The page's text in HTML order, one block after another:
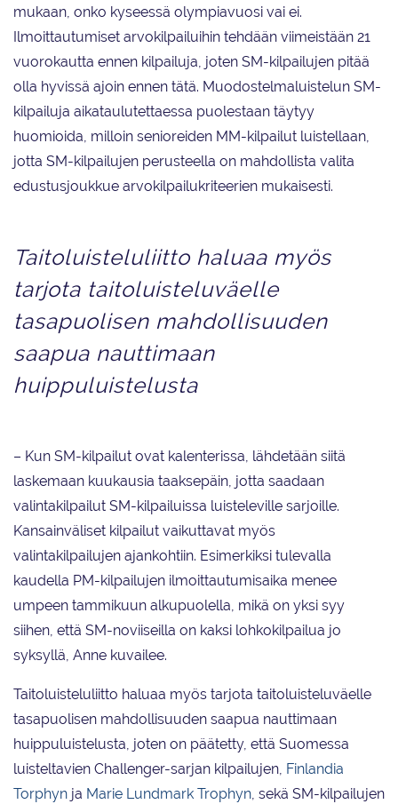
mukaan, onko kyseessä olympiavuosi vai ei.
Ilmoittautumiset arvokilpailuihin tehdään viimeistään 21
vuorokautta ennen kilpailuja, joten SM-kilpailujen pitää
olla hyvissä ajoin ennen tätä. Muodostelmaluistelun SM-
kilpailuja aikataulutettaessa puolestaan täytyy
huomioida, milloin senioreiden MM-kilpailut luistellaan,
jotta SM-kilpailujen perusteella on mahdollista valita
edustusjoukkue arvokilpailukriteerien mukaisesti.
Taitoluisteluliitto haluaa myös
tarjota taitoluisteluväelle
tasapuolisen mahdollisuuden
saapua nauttimaan
huippuluistelusta
– Kun SM-kilpailut ovat kalenterissa, lähdetään siitä
laskemaan kuukausia taaksepäin, jotta saadaan
valintakilpailut SM-kilpailuissa luisteleville sarjoille.
Kansainväliset kilpailut vaikuttavat myös
valintakilpailujen ajankohtiin. Esimerkiksi tulevalla
kaudella PM-kilpailujen ilmoittautumisaika menee
umpeen tammikuun alkupuolella, mikä on yksi syy
siihen, että SM-noviiseilla on kaksi lohkokilpailua jo
syksyllä, Anne kuvailee.
Taitoluisteluliitto haluaa myös tarjota taitoluisteluväelle
tasapuolisen mahdollisuuden saapua nauttimaan
huippuluistelusta, joten on päätetty, että Suomessa
luisteltavien Challenger-sarjan kilpailujen, Finlandia
Torphyn ja Marie Lundmark Trophyn, sekä SM-kilpailujen